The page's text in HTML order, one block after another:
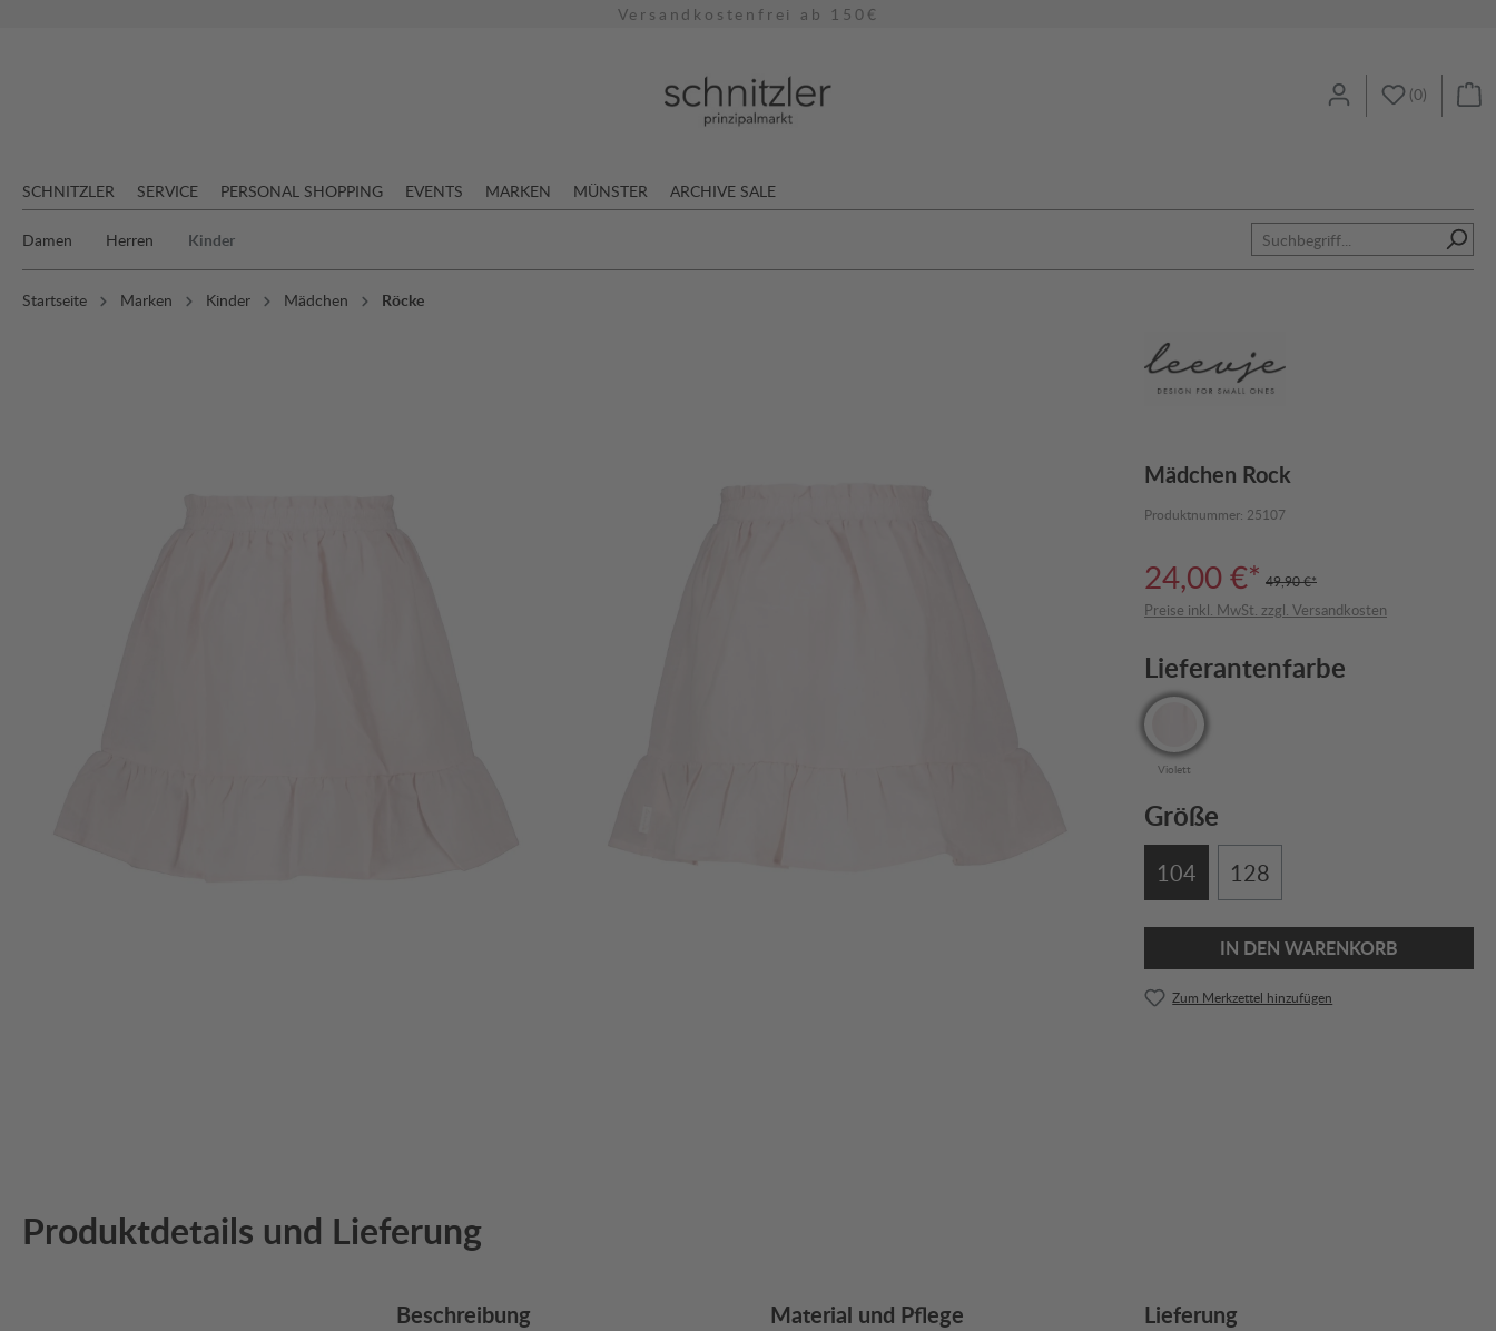
Versandkostenfrei ab 150€
(0)
SCHNITZLER SERVICE PERSONAL SHOPPING EVENTS MARKEN MÜNSTER ARCHIVE SALE
Damen Herren Kinder
Startseite Marken Kinder Mädchen Röcke
Mädchen Rock
Produktnummer: 25107
24,00 €* 49,90 €*
Preise inkl. MwSt. zzgl. Versandkosten
Lieferantenfarbe
Violett
Größe
104 128
IN DEN WARENKORB
Zum Merkzettel hinzufügen
Produktdetails und Lieferung
Beschreibung Material und Pflege Lieferung